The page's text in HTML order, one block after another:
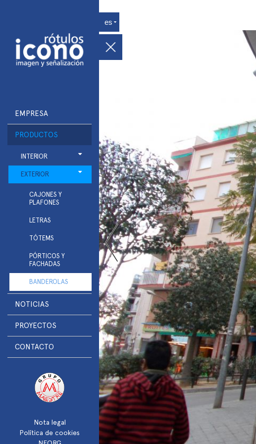
EMPRESA
PRODUCTOS
INTERIOR
EXTERIOR
CAJONES Y
PLAFONES
LETRAS
TÓTEMS
PÓRTICOS Y
FACHADAS
BANDEROLAS
NOTICIAS
PROYECTOS
CONTACTO
Nota legal
Política de cookies